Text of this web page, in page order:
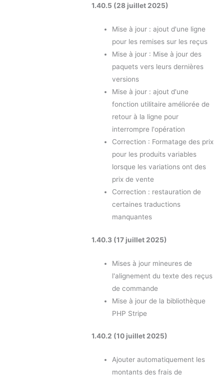
1.40.5 (28 juillet 2025)
Mise à jour : ajout d'une ligne
pour les remises sur les reçus
Mise à jour : Mise à jour des
paquets vers leurs dernières
versions
Mise à jour : ajout d'une
fonction utilitaire améliorée de
retour à la ligne pour
interrompre l'opération
Correction : Formatage des prix
pour les produits variables
lorsque les variations ont des
prix de vente
Correction : restauration de
certaines traductions
manquantes
1.40.3 (17 juillet 2025)
Mises à jour mineures de
l'alignement du texte des reçus
de commande
Mise à jour de la bibliothèque
PHP Stripe
1.40.2 (10 juillet 2025)
Ajouter automatiquement les
montants des frais de